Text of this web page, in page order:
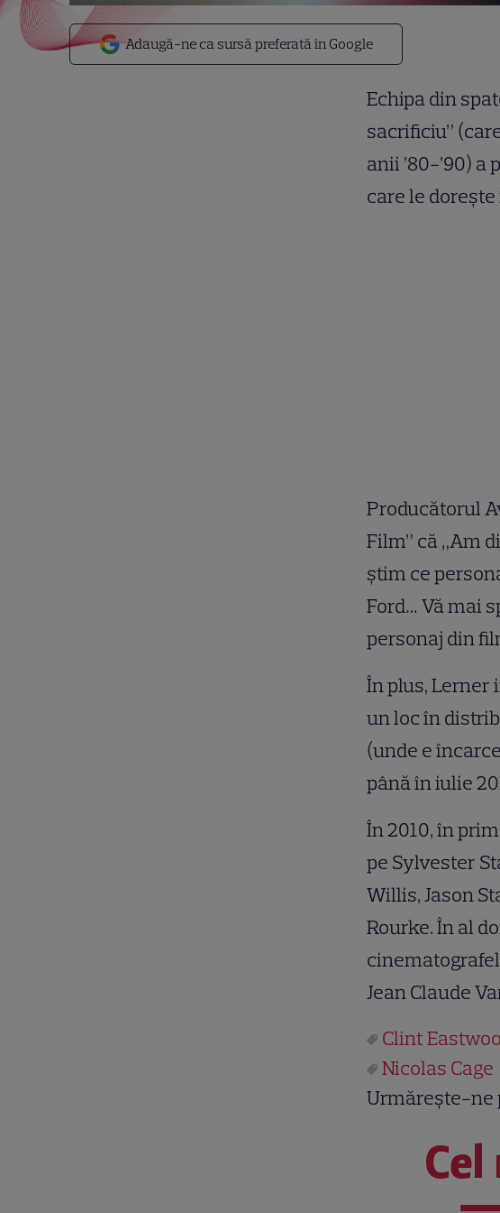
Adaugă-ne ca sursă preferată în Google
Echipa din
sacrificiu”
anii ’80-’90)
care le
Producătorul
Film” că „Am
ştim ce
Ford… Vă mai
personaj din
În plus, Lerner
un loc în
(unde e
până în iulie
În 2010, în
pe Sylvester
Willis, Jason
Rourke. În al
Jean Claude
Clint
Nicolas Cage
Urmărește-ne
Cel